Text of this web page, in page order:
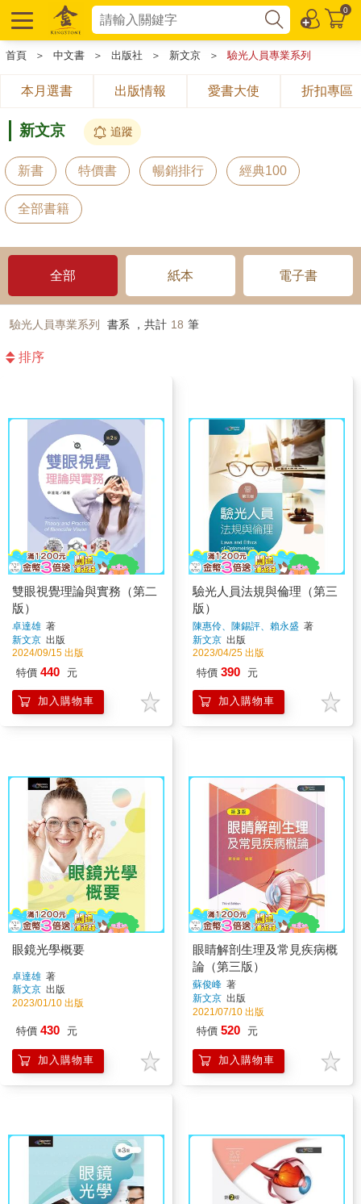
0
首頁 ＞ 中文書 ＞ 出版社 ＞ 新文京 ＞ 驗光人員專業系列
本月選書 出版情報 愛書大使 折扣專區
新文京 追蹤
新書 特價書 暢銷排行 經典100
全部書籍
全部 紙本 電子書
驗光人員專業系列 書系 ，共計 18 筆
排序
雙眼視覺理論與實務（第二
版）
卓達雄 著
新文京 出版
2024/09/15 出版
特價 440 元
加入購物車
驗光人員法規與倫理（第三
版）
陳惠伶、陳錫評、賴永盛 著
新文京 出版
2023/04/25 出版
特價 390 元
加入購物車
眼鏡光學概要
卓達雄 著
新文京 出版
2023/01/10 出版
特價 430 元
加入購物車
眼睛解剖生理及常見疾病概
論（第三版）
蘇俊峰 著
新文京 出版
2021/07/10 出版
特價 520 元
加入購物車